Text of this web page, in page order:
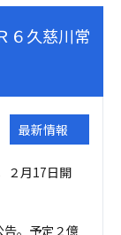
６久慈川常
最新情報
２月17日開
。予定２億